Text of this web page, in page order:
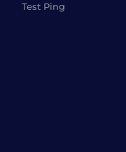
Test Ping